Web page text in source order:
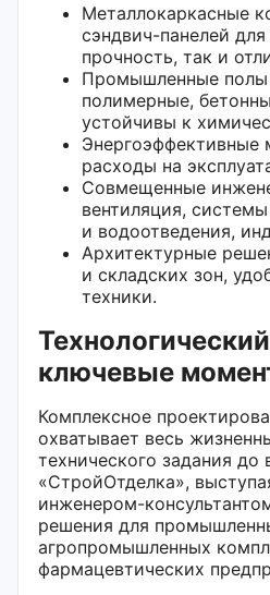
Металлокаркасные
сэндвич-панелей
прочность, так и
Промышленные полы
полимерные,
устойчивы к
расходы на
Совмещенные
вентиляция,
и водоотведения,
Архитектурные
и складских зон,
техники.
ключевые
Комплексное
охватывает весь
технического задания
«СтройОтделка»,
инженером-
решения для
агропромышленных
фармацевтических